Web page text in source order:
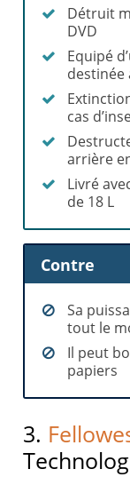
Détruit
DVD
Equipé
destinée
cas
arrière
Livré
de 18 L
Contre
Sa
tout le
Il peut
papiers
3.